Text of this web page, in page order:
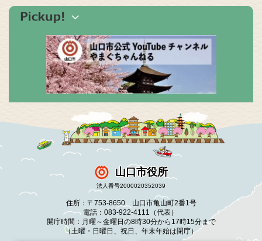
山口市役所
法人番号2000020352039
住所：〒753-8650 山口市亀山町2番1号
電話：083-922-4111（代表）
開庁時間：月曜～金曜日の8時30分から17時15分まで
（土曜・日曜日、祝日、年末年始は閉庁）